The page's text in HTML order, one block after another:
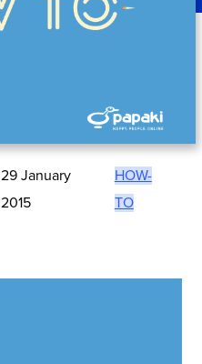
29 January
2015
HOW-
TO